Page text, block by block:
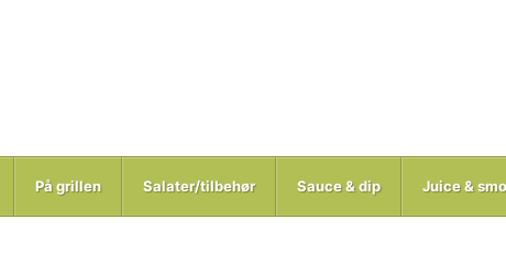
På grillen Salater/tilbehør Sauce & dip Juice &